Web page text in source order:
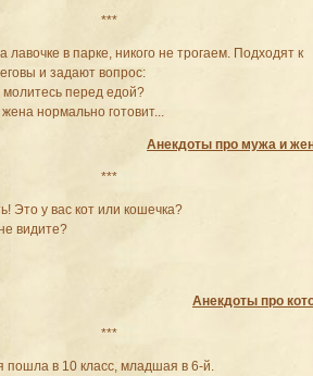
***
в парке, никого не трогаем. Подходят к
и задают вопрос:
перед едой?
нормально готовит...
Анекдоты про мужа и
***
Это у вас кот или кошечка?
видите?
Анекдоты про
***
пошла в 10 класс, младшая в 6-й.